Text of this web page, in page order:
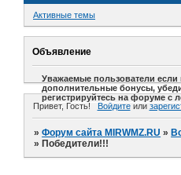
Активные темы
Объявление
Уважаемые пользователи
дополнительные бонусы,
регистрируйтесь на форуме с
Привет, Гость!
Войдитеили
»Форум сайта MIRWMZ.RU »
» Победители!!!